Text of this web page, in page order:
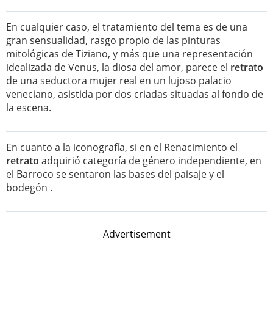
En cualquier caso, el tratamiento del tema es de una
gran sensualidad, rasgo propio de las pinturas
mitológicas de Tiziano, y más que una representación
idealizada de Venus, la diosa del amor, parece el retrato
de una seductora mujer real en un lujoso palacio
veneciano, asistida por dos criadas situadas al fondo de
la escena.
En cuanto a la iconografía, si en el Renacimiento el
retrato adquirió categoría de género independiente, en
el Barroco se sentaron las bases del paisaje y el
bodegón .
Advertisement